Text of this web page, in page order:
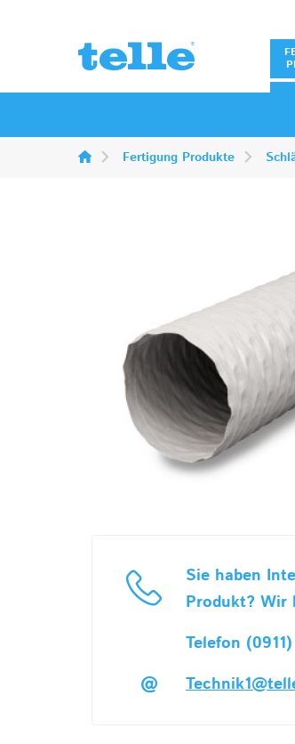
Erwin
Fertigung Produkte
Sie haben
Produkt? Wir
Telefon